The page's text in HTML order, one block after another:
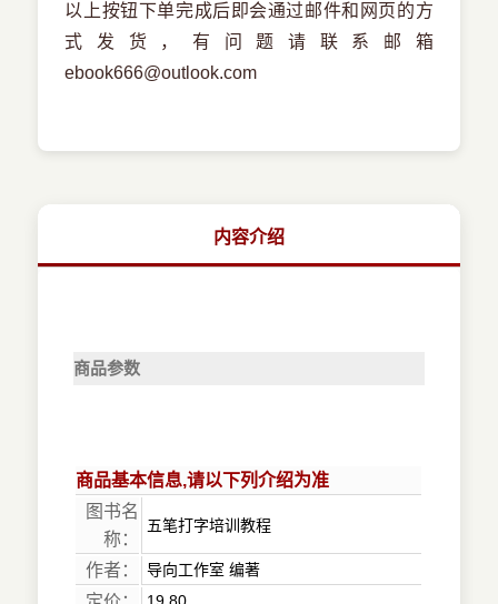
以上按钮下单完成后即会通过邮件和网页的方
式发货，有问题请联系邮箱
ebook666@outlook.com
内容介绍
商品参数
商品基本信息,请以下列介绍为准
图书名
称：
五笔打字培训教程
作者： 导向工作室 编著